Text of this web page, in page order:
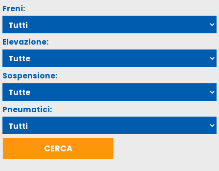
Freni:
Elevazione:
Sospensione:
Pneumatici: